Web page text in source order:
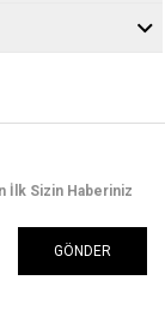
İlk Sizin Haberiniz
GÖNDER